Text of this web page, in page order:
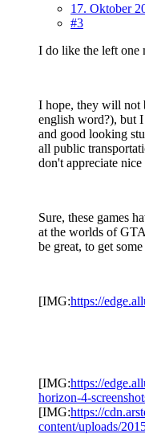
17. Oktober
#3
I do like the left one
I hope, they will not
english word?), but
and good looking
all public
don't appreciate
Sure, these games
at the worlds of
be great, to get
[IMG:https://
[IMG:https://
horizon-4-
[IMG:https://
content/uploads/